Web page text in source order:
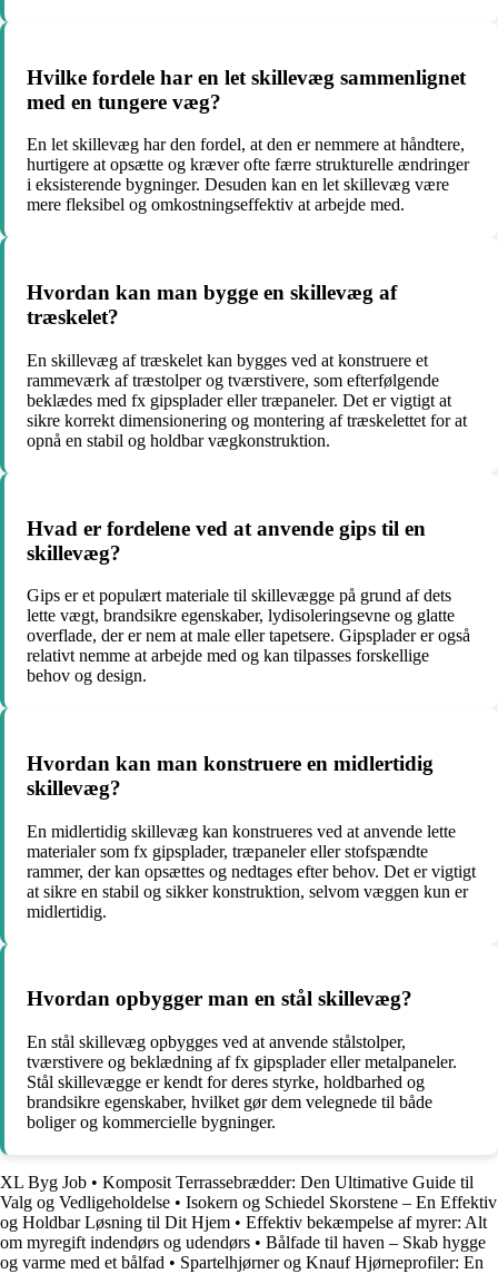
Hvilke fordele har en let skillevæg sammenlignet
med en tungere væg?
En let skillevæg har den fordel, at den er nemmere at håndtere,
hurtigere at opsætte og kræver ofte færre strukturelle ændringer
i eksisterende bygninger. Desuden kan en let skillevæg være
mere fleksibel og omkostningseffektiv at arbejde med.
Hvordan kan man bygge en skillevæg af
træskelet?
En skillevæg af træskelet kan bygges ved at konstruere et
rammeværk af træstolper og tværstivere, som efterfølgende
beklædes med fx gipsplader eller træpaneler. Det er vigtigt at
sikre korrekt dimensionering og montering af træskelettet for at
opnå en stabil og holdbar vægkonstruktion.
Hvad er fordelene ved at anvende gips til en
skillevæg?
Gips er et populært materiale til skillevægge på grund af dets
lette vægt, brandsikre egenskaber, lydisoleringsevne og glatte
overflade, der er nem at male eller tapetsere. Gipsplader er også
relativt nemme at arbejde med og kan tilpasses forskellige
behov og design.
Hvordan kan man konstruere en midlertidig
skillevæg?
En midlertidig skillevæg kan konstrueres ved at anvende lette
materialer som fx gipsplader, træpaneler eller stofspændte
rammer, der kan opsættes og nedtages efter behov. Det er vigtigt
at sikre en stabil og sikker konstruktion, selvom væggen kun er
midlertidig.
Hvordan opbygger man en stål skillevæg?
En stål skillevæg opbygges ved at anvende stålstolper,
tværstivere og beklædning af fx gipsplader eller metalpaneler.
Stål skillevægge er kendt for deres styrke, holdbarhed og
brandsikre egenskaber, hvilket gør dem velegnede til både
boliger og kommercielle bygninger.
XL Byg Job • Komposit Terrassebrædder: Den Ultimative Guide til
Valg og Vedligeholdelse • Isokern og Schiedel Skorstene – En Effektiv
og Holdbar Løsning til Dit Hjem • Effektiv bekæmpelse af myrer: Alt
om myregift indendørs og udendørs • Bålfade til haven – Skab hygge
og varme med et bålfad • Spartelhjørner og Knauf Hjørneprofiler: En